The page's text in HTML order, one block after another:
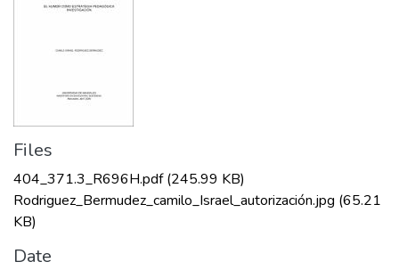
Files
404_371.3_R696H.pdf(245.99 KB)
Rodriguez_Bermudez_camilo_Israel_autorización.jpg (65.21
KB)
Date